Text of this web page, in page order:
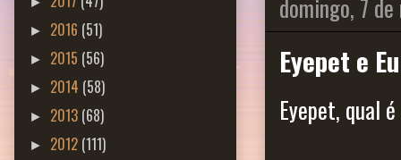
domingo, 7
Eyepet e Eu
Eyepet, qual
► 2016 (51)
► 2015 (56)
► 2014 (58)
► 2013 (68)
► 2012 (111)